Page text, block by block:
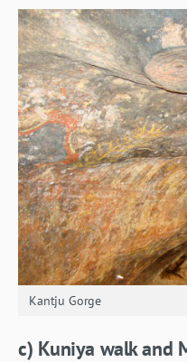
Kantju Gorge
c) Kuniya walk and